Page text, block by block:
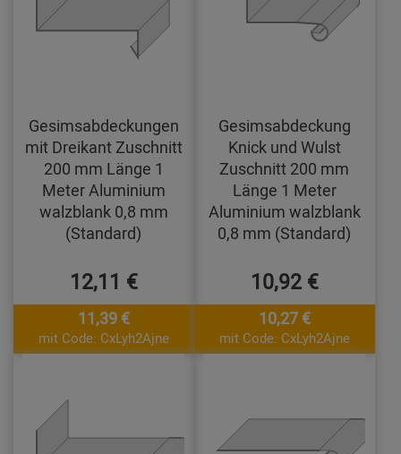
Gesimsabdeckungen
mit Dreikant Zuschnitt
200 mm Länge 1
Meter Aluminium
walzblank 0,8 mm
(Standard)
12,11 €
11,39 €
mit Code: CxLyh2Ajne
Gesimsabdeckung
Knick und Wulst
Zuschnitt 200 mm
Länge 1 Meter
Aluminium walzblank
0,8 mm (Standard)
10,92 €
10,27 €
mit Code: CxLyh2Ajne